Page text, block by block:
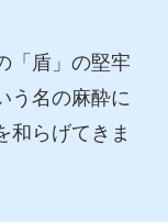
「盾」の堅牢
う名の麻酔に
和らげてきま